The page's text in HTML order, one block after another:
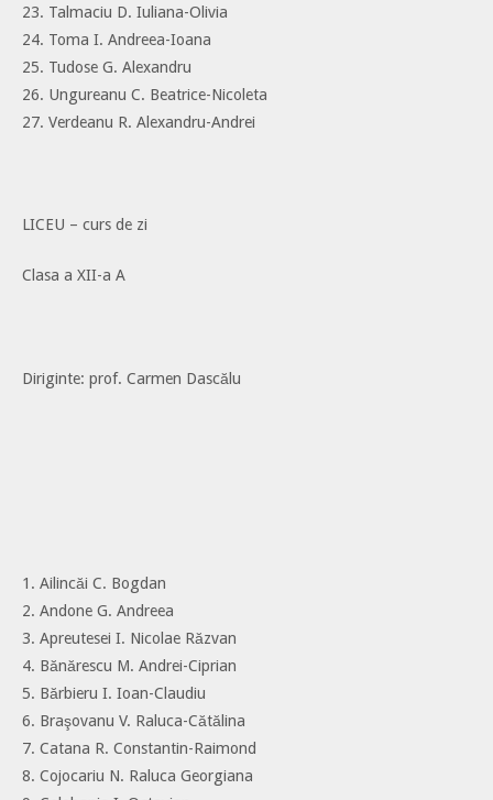
23. Talmaciu D. Iuliana-Olivia
24. Toma I. Andreea-Ioana
25. Tudose G. Alexandru
26. Ungureanu C. Beatrice-Nicoleta
27. Verdeanu R. Alexandru-Andrei
LICEU – curs de zi
Clasa a XII-a A
Diriginte: prof. Carmen Dascălu
1. Ailincăi C. Bogdan
2. Andone G. Andreea
3. Apreutesei I. Nicolae Răzvan
4. Bănărescu M. Andrei-Ciprian
5. Bărbieru I. Ioan-Claudiu
6. Braşovanu V. Raluca-Cătălina
7. Catana R. Constantin-Raimond
8. Cojocariu N. Raluca Georgiana